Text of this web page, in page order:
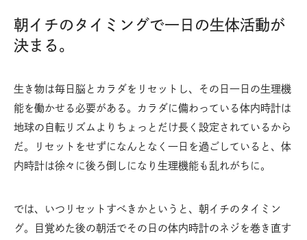
朝イチのタイミングで一日の生体活動が
決まる。
生き物は毎日脳とカラダをリセットし、その日一日の生理機
能を働かせる必要がある。カラダに備わっている体内時計は
地球の自転リズムよりちょっとだけ長く設定されているから
だ。リセットをせずになんとなく一日を過ごしていると、体
内時計は徐々に後ろ倒しになり生理機能も乱れがちに。
では、いつリセットすべきかというと、朝イチのタイミン
グ。目覚めた後の朝活でその日の体内時計のネジを巻き直す